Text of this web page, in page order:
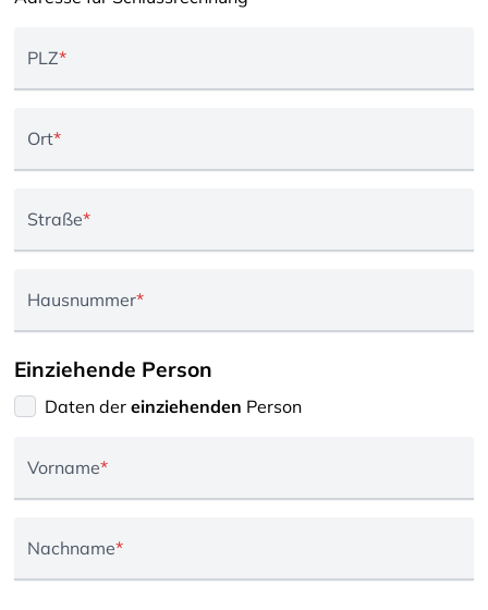
PLZ*
Ort*
Straße*
Hausnummer*
Einziehende Person
Daten der einziehenden Person
Vorname*
Nachname*